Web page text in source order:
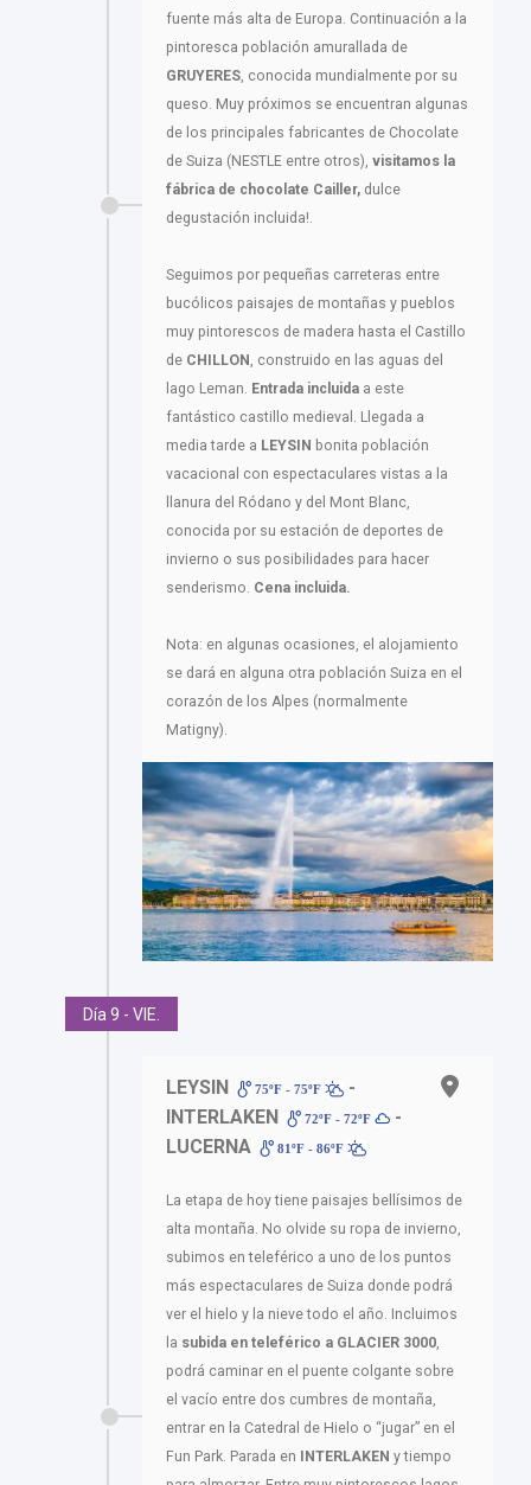
fuente más alta de Europa. Continuación a la
pintoresca población amurallada de
GRUYERES, conocida mundialmente por su
queso. Muy próximos se encuentran algunas
de los principales fabricantes de Chocolate
de Suiza (NESTLE entre otros), visitamos la
fábrica de chocolate Cailler, dulce
degustación incluida!.
Seguimos por pequeñas carreteras entre
bucólicos paisajes de montañas y pueblos
muy pintorescos de madera hasta el Castillo
de CHILLON , construido en las aguas del
lago Leman. Entrada incluida a este
fantástico castillo medieval. Llegada a
media tarde a LEYSIN bonita población
vacacional con espectaculares vistas a la
llanura del Ródano y del Mont Blanc,
conocida por su estación de deportes de
invierno o sus posibilidades para hacer
senderismo. Cena incluida.
Nota: en algunas ocasiones, el alojamiento
se dará en alguna otra población Suiza en el
corazón de los Alpes (normalmente
Matigny).
Día 9 - VIE.
LEYSIN 75ºF - 75ºF
-
INTERLAKEN
72ºF - 72ºF
-
LUCERNA
81ºF - 86ºF
La etapa de hoy tiene paisajes bellísimos de
alta montaña. No olvide su ropa de invierno,
subimos en teleférico a uno de los puntos
más espectaculares de Suiza donde podrá
ver el hielo y la nieve todo el año. Incluimos
la subida en teleférico a GLACIER 3000,
podrá caminar en el puente colgante sobre
el vacío entre dos cumbres de montaña,
entrar en la Catedral de Hielo o “jugar” en el
Fun Park. Parada en
INTERLAKEN y tiempo